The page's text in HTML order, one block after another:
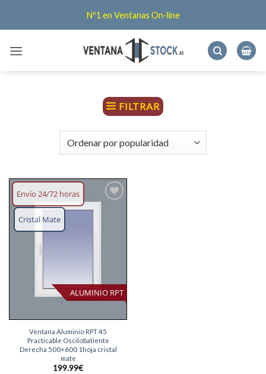
Nº1 en Ventanas On-line
FILTRAR
Envío 24/72 horas
ALUMINIO RPT
Cristal Mate
Ventana Aluminio RPT 45
Practicable Oscilobatiente
Derecha 500×600 1hoja cristal
mate
199.99€